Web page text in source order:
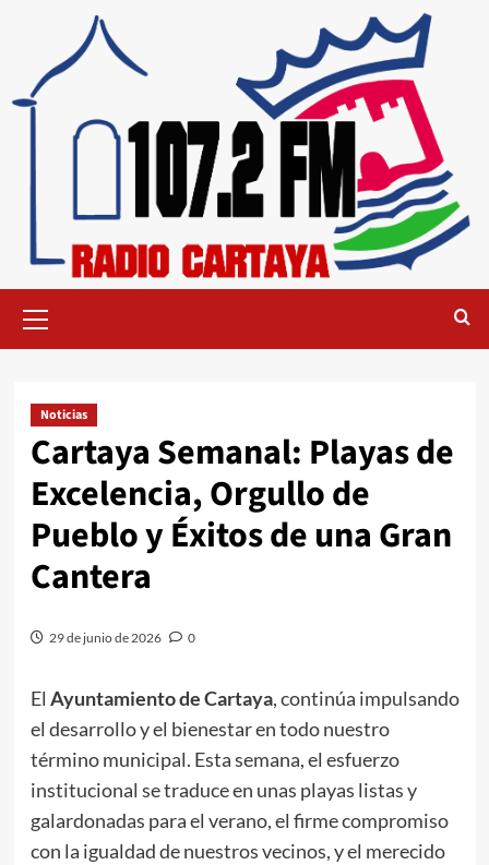
Noticias
Cartaya Semanal: Playas de
Excelencia, Orgullo de
Pueblo y Éxitos de una Gran
Cantera
29 de junio de 2026 0
El Ayuntamiento de Cartaya, continúa impulsando
el desarrollo y el bienestar en todo nuestro
término municipal. Esta semana, el esfuerzo
institucional se traduce en unas playas listas y
galardonadas para el verano, el firme compromiso
con la igualdad de nuestros vecinos, y el merecido